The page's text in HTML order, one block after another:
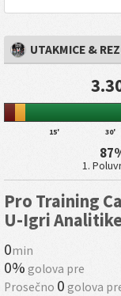
UTAKMICE &
15' 30'
1.
Pro Training
U-Igri
0min
0% golova pre
Prosečno 0 golova